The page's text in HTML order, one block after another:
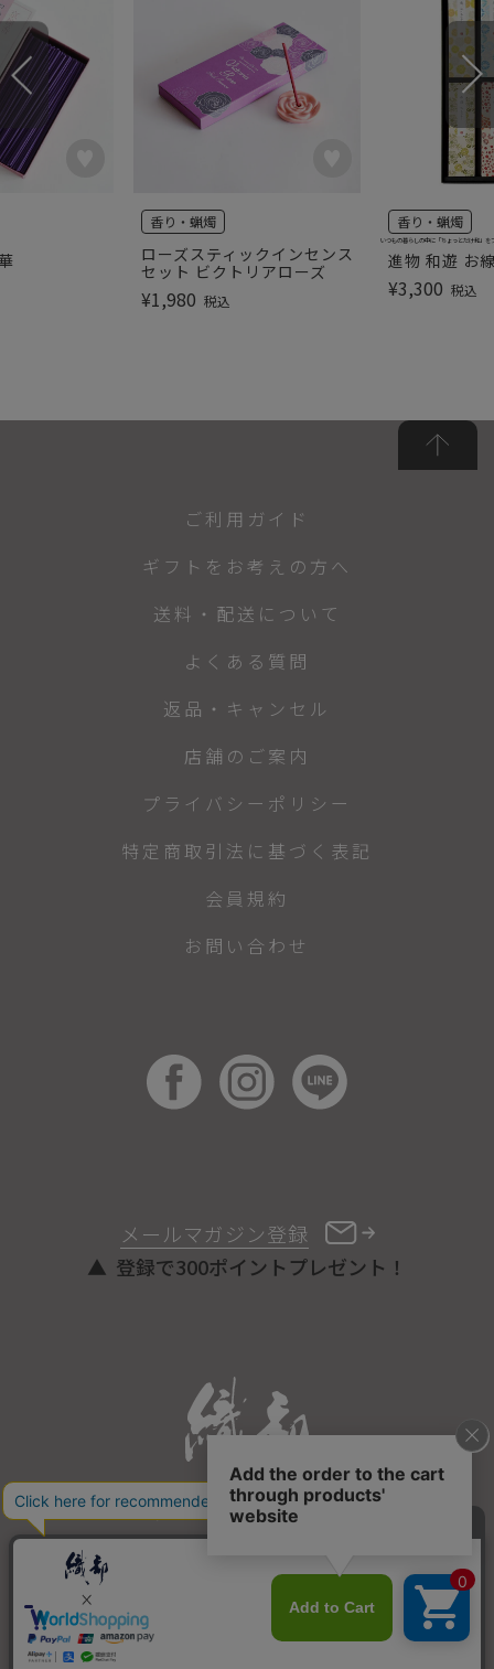
ローズスティックインセンス
セット ビクトリアローズ
香り・蝋燭
¥1,980 税込
進物 和遊 お
香り・蝋燭
¥3,300 税込
いつもの暮らしの中に「ちょっとだけ和」を
ONLINE STORE
メールマガジン登録
登録で300ポイントプレゼント！
ご利用ガイド
ギフトをお考えの方へ
送料・配送について
よくある質問
返品・キャンセル
店舗のご案内
プライバシーポリシー
特定商取引法に基づく表記
会員規約
お問い合わせ
COPYRIGHT © ORIBE ALL RIGHTS RESERVED.